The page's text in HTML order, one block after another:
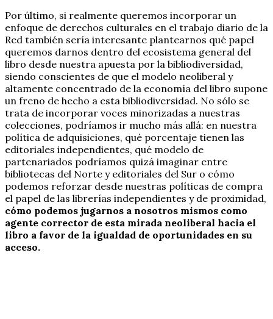
Por último, si realmente queremos incorporar un
enfoque de derechos culturales en el trabajo diario de la
Red también sería interesante plantearnos qué papel
queremos darnos dentro del ecosistema general del
libro desde nuestra apuesta por la bibliodiversidad,
siendo conscientes de que el modelo neoliberal y
altamente concentrado de la economía del libro supone
un freno de hecho a esta bibliodiversidad. No sólo se
trata de incorporar voces minorizadas a nuestras
colecciones, podríamos ir mucho más allá: en nuestra
política de adquisiciones, qué porcentaje tienen las
editoriales independientes, qué modelo de
partenariados podríamos quizá imaginar entre
bibliotecas del Norte y editoriales del Sur o cómo
podemos reforzar desde nuestras políticas de compra
el papel de las librerías independientes y de proximidad,
cómo podemos jugarnos a nosotros mismos como
agente corrector de esta mirada neoliberal hacia el
libro a favor de la igualdad de oportunidades en su
acceso.